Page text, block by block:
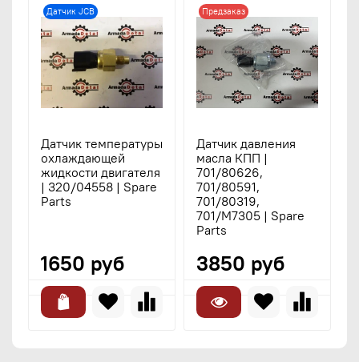
Датчик JCB
Датчик температуры
охлаждающей
жидкости двигателя
| 320/04558 | Spare
Parts
1650 руб
Предзаказ
Датчик давления
масла КПП |
701/80626,
701/80591,
701/80319,
701/M7305 | Spare
Parts
3850 руб